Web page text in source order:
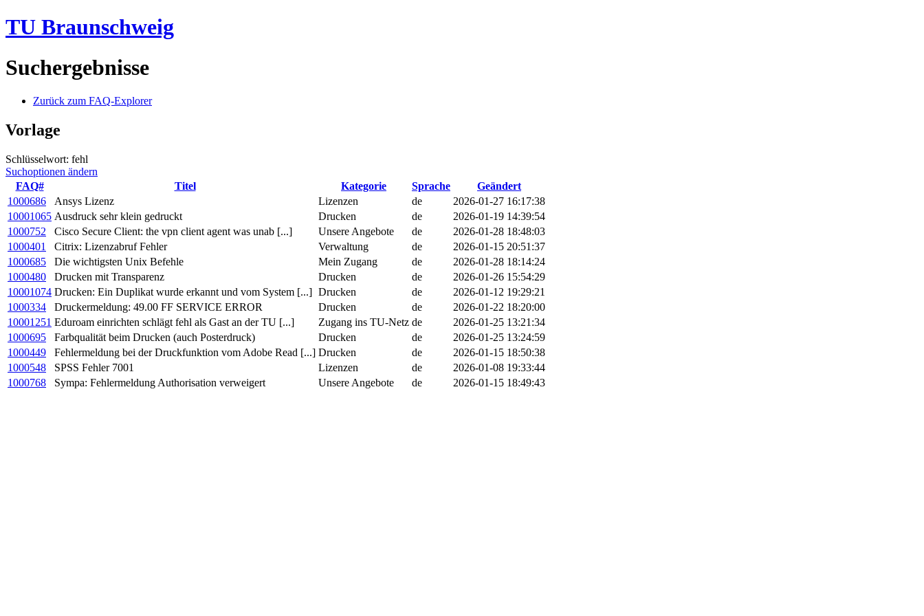
TU Braunschweig
Suchergebnisse
Zurück zum FAQ-Explorer
Vorlage
Schlüsselwort: fehl
Suchoptionen ändern
FAQ#
Titel Kategorie Sprache
Geändert
1000686
Ansys Lizenz Lizenzen de
2026-01-27 16:17:38
10001065 Ausdruck sehr klein gedruckt Drucken de
2026-01-19 14:39:54
1000752
Cisco Secure Client: the vpn client agent was unab [...] Unsere Angebote de
2026-01-28 18:48:03
1000401
Citrix: Lizenzabruf Fehler Verwaltung de
2026-01-15 20:51:37
1000685
Die wichtigsten Unix Befehle Mein Zugang de
2026-01-28 18:14:24
1000480
Drucken mit Transparenz Drucken de
2026-01-26 15:54:29
10001074 Drucken: Ein Duplikat wurde erkannt und vom System [...] Drucken de
2026-01-12 19:29:21
1000334
Druckermeldung: 49.00 FF SERVICE ERROR Drucken de
2026-01-22 18:20:00
10001251 Eduroam einrichten schlägt fehl als Gast an der TU [...] Zugang ins TU-Netz de
2026-01-25 13:21:34
1000695
Farbqualität beim Drucken (auch Posterdruck) Drucken de
2026-01-25 13:24:59
1000449
Fehlermeldung bei der Druckfunktion vom Adobe Read [...] Drucken de
2026-01-15 18:50:38
1000548
SPSS Fehler 7001 Lizenzen de
2026-01-08 19:33:44
1000768
Sympa: Fehlermeldung Authorisation verweigert Unsere Angebote de 2026-01-15 18:49:43